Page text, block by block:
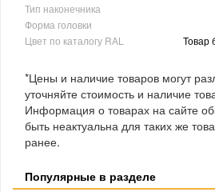
Тип наконечника
Форма головки
Цвет по каталогу RAL
Товар
*Цены и наличие товаров могут
уточняйте стоимость и наличие
Информация о товарах на сайте
быть неактуальна для таких же
ранее.
Популярные в разделе